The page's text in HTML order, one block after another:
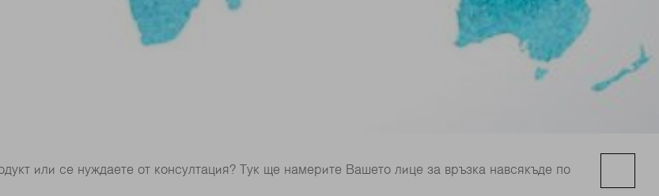
или се нуждаете от консултация? Тук ще намерите Вашето лице за връзка навсякъде по